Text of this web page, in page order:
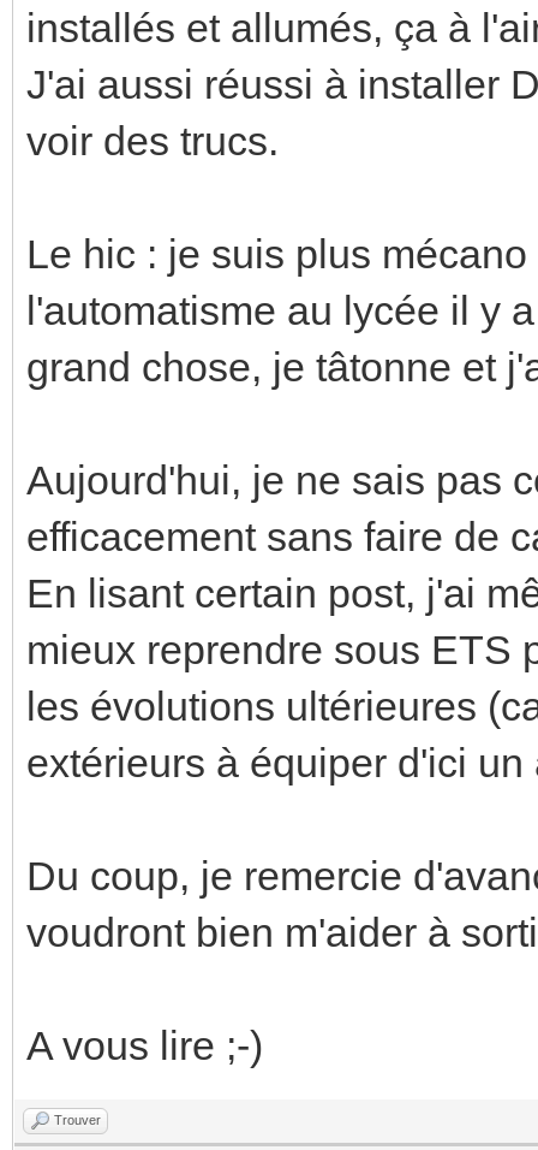
installés et allumés, ça à
J'ai aussi réussi à installer
voir des trucs.
Le hic : je suis plus
l'automatisme au lycée il y
grand chose, je tâtonne et
Aujourd'hui, je ne sais pas
efficacement sans faire de
En lisant certain post, j'ai
mieux reprendre sous ETS
les évolutions ultérieures
extérieurs à équiper d'ici un
Du coup, je remercie
voudront bien m'aider à
A vous lire ;-)
Trouver